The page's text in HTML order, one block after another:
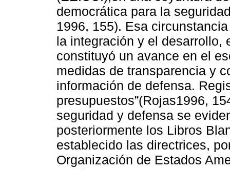
democrática para la
1996, 155). Esa
la integración y el desarrollo,
constituyó un avance en el
medidas de transparencia y
información de defensa.
presupuestos”(Rojas1996,
seguridad y defensa se
posteriormente los Libros
establecido las directrices,
Organización de Estados